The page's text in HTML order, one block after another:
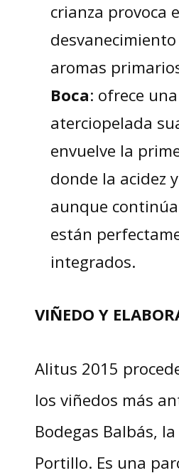
crianza provoca
aromas
Boca: ofrece una
aterciopelada
envuelve la
donde la acidez
aunque
están
integrados.
VIÑEDO Y
Alitus 2015
los viñedos más
Bodegas Balbás, la
Portillo. Es una